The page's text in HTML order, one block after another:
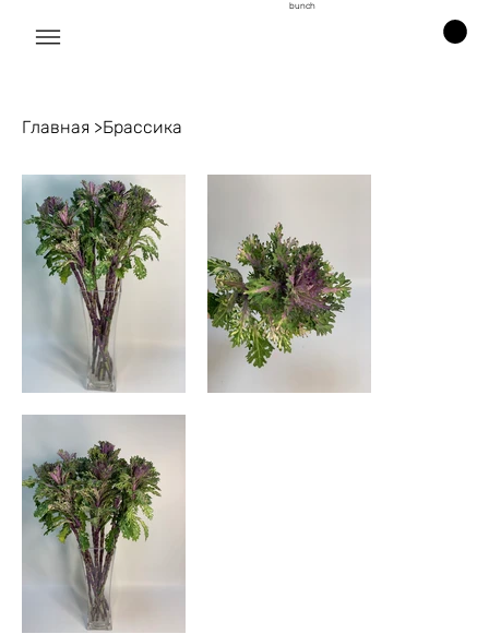
bunch
Главная >Брассика